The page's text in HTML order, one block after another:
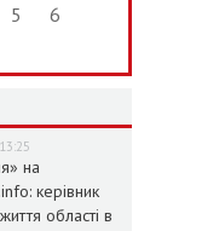
5 6
на
керівник
області в